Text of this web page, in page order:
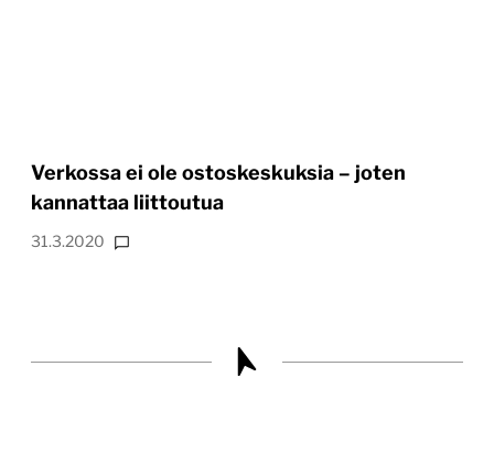
Verkossa ei ole ostoskeskuksia – joten
kannattaa liittoutua
31.3.2020